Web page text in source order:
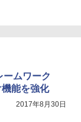
ームワーク
能を強化
2017年8月30日